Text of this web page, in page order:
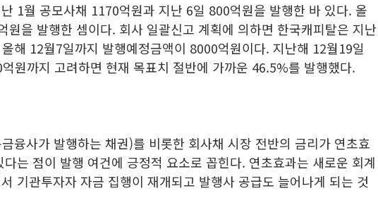
1월 공모사채 1170억원과 지난 6일 800억원을 발행한 바 있다. 올
원을 발행한 셈이다. 회사 일괄신고 계획에 의하면 한국캐피탈은 지난
해 12월7일까지 발행예정금액이 8000억원이다. 지난해 12월19일
원까지 고려하면 현재 목표치 절반에 가까운 46.5%를 발행했다.
융사가 발행하는 채권)를 비롯한 회사채 시장 전반의 금리가 연초효
는 점이 발행 여건에 긍정적 요소로 꼽힌다. 연초효과는 새로운 회계
기관투자자 자금 집행이 재개되고 발행사 공급도 늘어나게 되는 것